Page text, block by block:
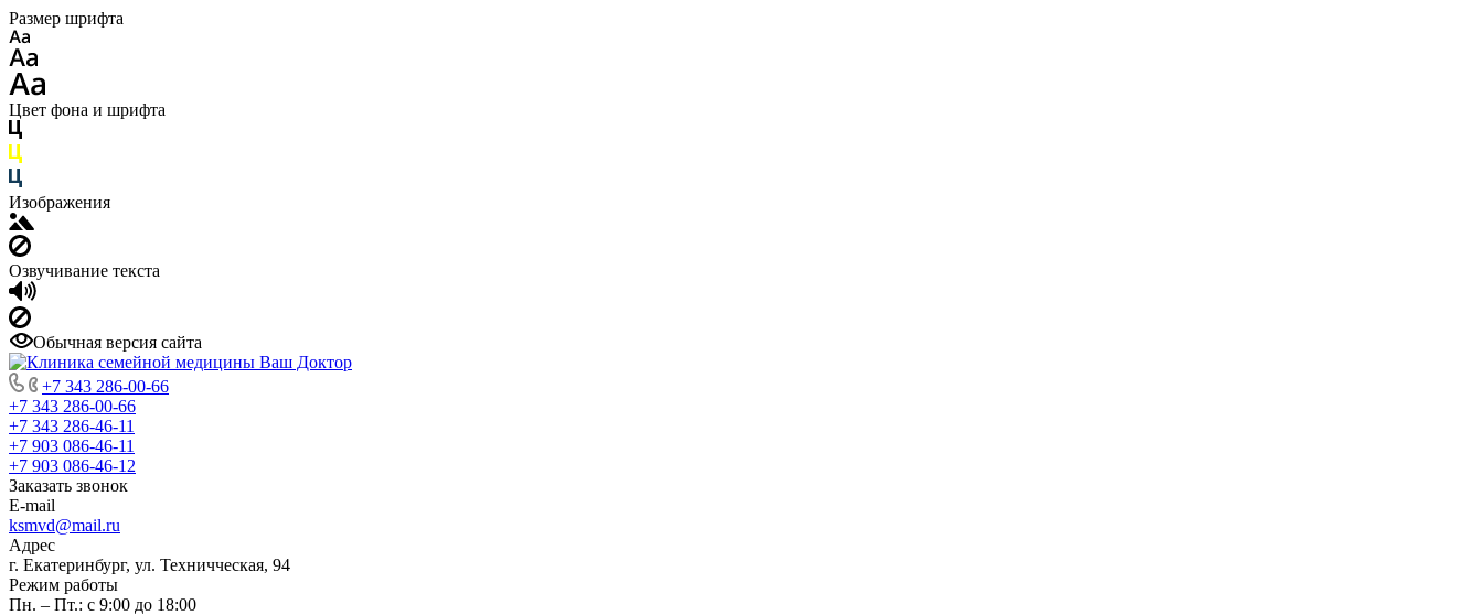
Размер шрифта
Цвет фона и шрифта
Изображения
Озвучивание текста
Обычная версия сайта
+7 343 286-00-66
+7 343 286-00-66
+7 343 286-46-11
+7 903 086-46-11
+7 903 086-46-12
Заказать звонок
E-mail
ksmvd@mail.ru
Адрес
г. Екатеринбург, ул. Техничческая, 94
Режим работы
Пн. – Пт.: с 9:00 до 18:00